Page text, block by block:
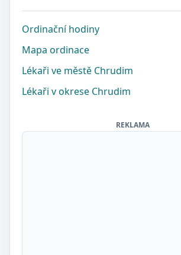
Ordinační hodiny
Mapa ordinace
Lékaři ve městě Chrudim
Lékaři v okrese Chrudim
REKLAMA